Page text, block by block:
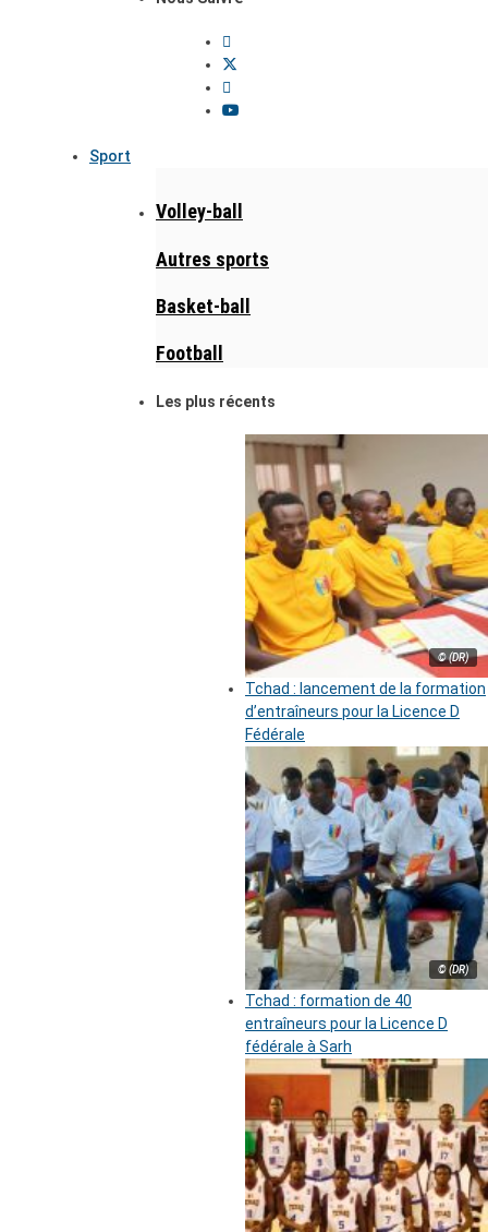
Sport
Volley-ball
Autres sports
Basket-ball
Football
Les plus récents
© (DR)
Tchad : lancement de la formation
d’entraîneurs pour la Licence D
Fédérale
© (DR)
Tchad : formation de 40
entraîneurs pour la Licence D
fédérale à Sarh